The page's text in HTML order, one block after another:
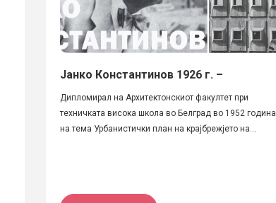
Јанко Константинов 1926 г. –
Дипломирал на Архитектонскиот факултет при
техничката висока школа во Белград во 1952 година
на тема Урбанистички план на крајбрежјето на...